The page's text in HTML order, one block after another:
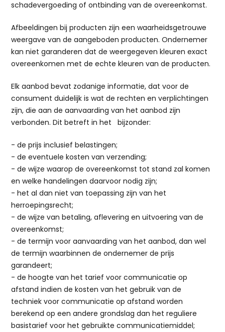
schadevergoeding of ontbinding van de overeenkomst.
Afbeeldingen bij producten zijn een waarheidsgetrouwe
weergave van de aangeboden producten. Ondernemer
kan niet garanderen dat de weergegeven kleuren exact
overeenkomen met de echte kleuren van de producten.
Elk aanbod bevat zodanige informatie, dat voor de
consument duidelijk is wat de rechten en verplichtingen
zijn, die aan de aanvaarding van het aanbod zijn
verbonden. Dit betreft in het bijzonder:
- de prijs inclusief belastingen;
- de eventuele kosten van verzending;
- de wijze waarop de overeenkomst tot stand zal komen
en welke handelingen daarvoor nodig zijn;
- het al dan niet van toepassing zijn van het
herroepingsrecht;
- de wijze van betaling, aflevering en uitvoering van de
overeenkomst;
- de termijn voor aanvaarding van het aanbod, dan wel
de termijn waarbinnen de ondernemer de prijs
garandeert;
- de hoogte van het tarief voor communicatie op
afstand indien de kosten van het gebruik van de
techniek voor communicatie op afstand worden
berekend op een andere grondslag dan het reguliere
basistarief voor het gebruikte communicatiemiddel;